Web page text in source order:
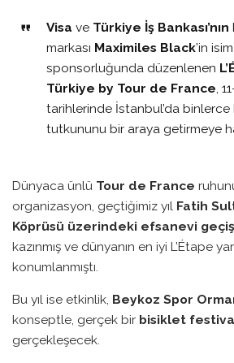
Visa ve Türkiye İş Bankası’nın
markası Maximiles Black’in isim
sponsorluğunda düzenlenen
Türkiye by Tour de France,
tarihlerinde İstanbul’da
tutkununu bir araya getirmeye
Dünyaca ünlü Tour de France
organizasyon, geçtiğimiz yıl Fatih
Köprüsü üzerindeki efsanevi
kazınmış ve dünyanın en iyi L’Étape
konumlanmıştı.
Bu yıl ise etkinlik, Beykoz Spor
konseptle, gerçek bir bisiklet
gerçekleşecek.